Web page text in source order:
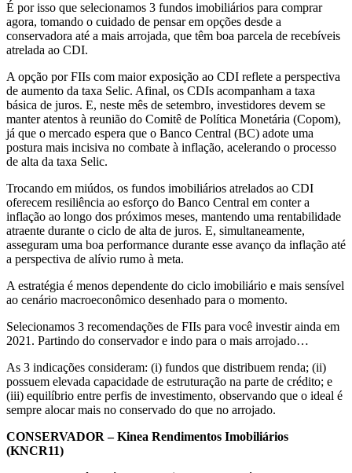
É por isso que selecionamos 3 fundos imobiliários para comprar
agora, tomando o cuidado de pensar em opções desde a
conservadora até a mais arrojada, que têm boa parcela de recebíveis
atrelada ao CDI.
A opção por FIIs com maior exposição ao CDI reflete a perspectiva
de aumento da taxa Selic. Afinal, os CDIs acompanham a taxa
básica de juros. E, neste mês de setembro, investidores devem se
manter atentos à reunião do Comitê de Política Monetária (Copom),
já que o mercado espera que o Banco Central (BC) adote uma
postura mais incisiva no combate à inflação, acelerando o processo
de alta da taxa Selic.
Trocando em miúdos, os fundos imobiliários atrelados ao CDI
oferecem resiliência ao esforço do Banco Central em conter a
inflação ao longo dos próximos meses, mantendo uma rentabilidade
atraente durante o ciclo de alta de juros. E, simultaneamente,
asseguram uma boa performance durante esse avanço da inflação até
a perspectiva de alívio rumo à meta.
A estratégia é menos dependente do ciclo imobiliário e mais sensível
ao cenário macroeconômico desenhado para o momento.
Selecionamos 3 recomendações de FIIs para você investir ainda em
2021. Partindo do conservador e indo para o mais arrojado…
As 3 indicações consideram: (i) fundos que distribuem renda; (ii)
possuem elevada capacidade de estruturação na parte de crédito; e
(iii) equilíbrio entre perfis de investimento, observando que o ideal é
sempre alocar mais no conservado do que no arrojado.
CONSERVADOR – Kinea Rendimentos Imobiliários
(KNCR11)